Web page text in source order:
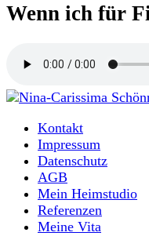
Wenn ich für
Nina-
Moderatorin und
Kontakt
Impressum
Datenschutz
AGB
Mein Heimstudio
Referenzen
Meine Vita